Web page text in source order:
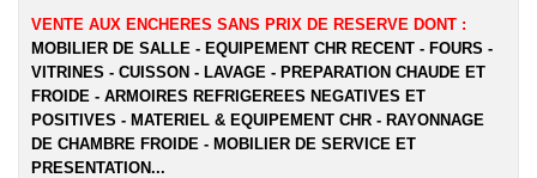
VENTE AUX ENCHERES SANS PRIX DE RESERVE DONT :
MOBILIER DE SALLE - EQUIPEMENT CHR RECENT - FOURS -
VITRINES - CUISSON - LAVAGE - PREPARATION CHAUDE ET
FROIDE - ARMOIRES REFRIGEREES NEGATIVES ET
POSITIVES - MATERIEL & EQUIPEMENT CHR - RAYONNAGE
DE CHAMBRE FROIDE - MOBILIER DE SERVICE ET
PRESENTATION...